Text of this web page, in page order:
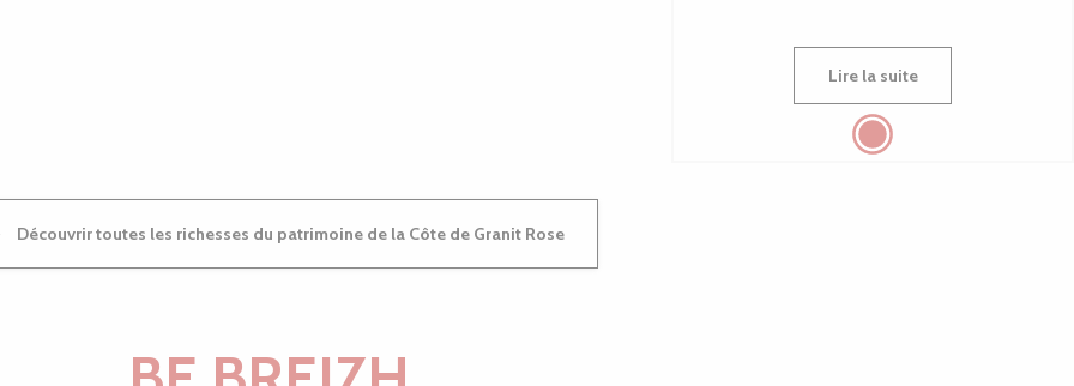
Lire la suite
Découvrir toutes les richesses du patrimoine de la Côte de Granit Rose